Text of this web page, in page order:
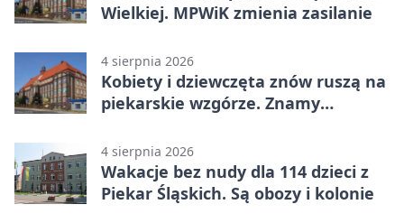
Wielkiej. MPWiK zmienia zasilanie
4 sierpnia 2026
Kobiety i dziewczęta znów ruszą na
piekarskie wzgórze. Znamy
4 sierpnia 2026
Wakacje bez nudy dla 114 dzieci z
Piekar Śląskich. Są obozy i kolonie